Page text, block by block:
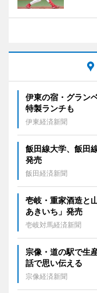
伊東の宿・グラン
特製ランチも
伊東経済新聞
飯田線大学、飯田
発売
飯田経済新聞
壱岐・重家酒造と
あきいち」発売
壱岐対馬経済新聞
宗像・道の駅で生
話で思い伝える
宗像経済新聞